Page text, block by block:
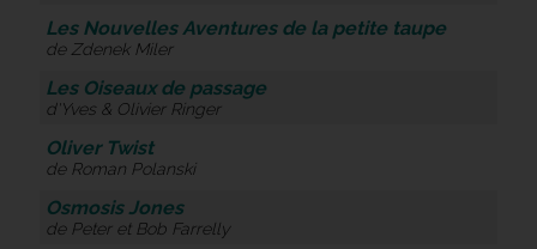
Les Nouvelles Aventures de la petite taupe
de Zdenek Miler
Les Oiseaux de passage
d'Yves & Olivier Ringer
Oliver Twist
de Roman Polanski
Osmosis Jones
de Peter et Bob Farrelly